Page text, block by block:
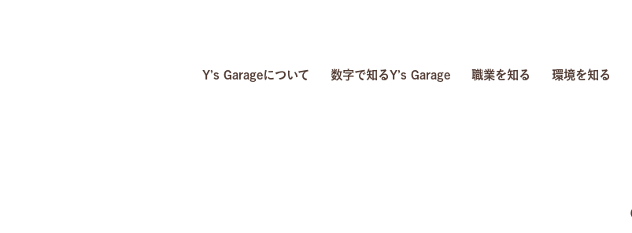
Y’s Garageについて 数字で知るY’s Garage 職業を知る 環境を知る